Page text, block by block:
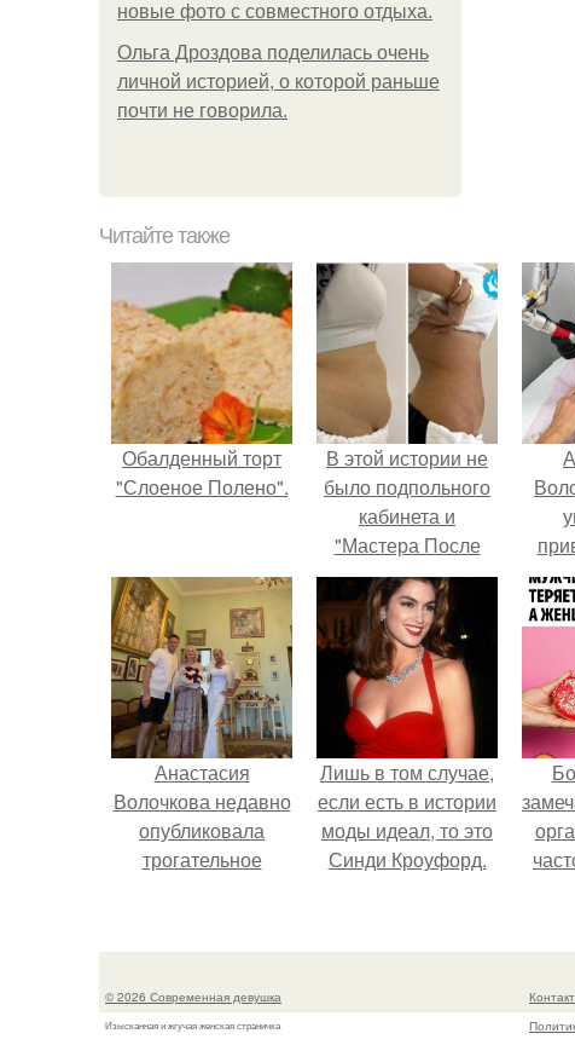
новые фото с совместного отдыха.
Ольга Дроздова поделилась очень
личной историей, о которой раньше
почти не говорила.
Читайте также
Обалденный торт
"Слоеное Полено".
В этой истории не
было подпольного
кабинета и
"Мастера После
Двухнедельных
Курсов".
Анастасия
Волочкова недавно
опубликовала
трогательное
которой она
Лишь в том случае,
если есть в истории
моды идеал, то это
Синди Кроуфорд.
как
© 2026 Современная девушка
Изысканная и жгучая женская страничка